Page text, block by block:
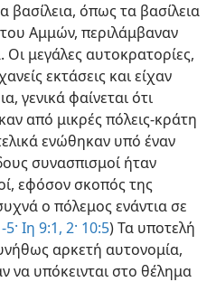
βασίλεια, όπως τα βασίλεια
Αμμών, περιλάμβαναν
Οι μεγάλες αυτοκρατορίες,
εκτάσεις και είχαν
γενικά φαίνεται ότι
από μικρές πόλεις-κράτη
ενώθηκαν υπό έναν
συνασπισμοί ήταν
εφόσον σκοπός της
ο πόλεμος ενάντια σε
Ιη 9:1, 2· 10:5) Τα υποτελή
αρκετή αυτονομία,
να υπόκεινται στο θέλημα